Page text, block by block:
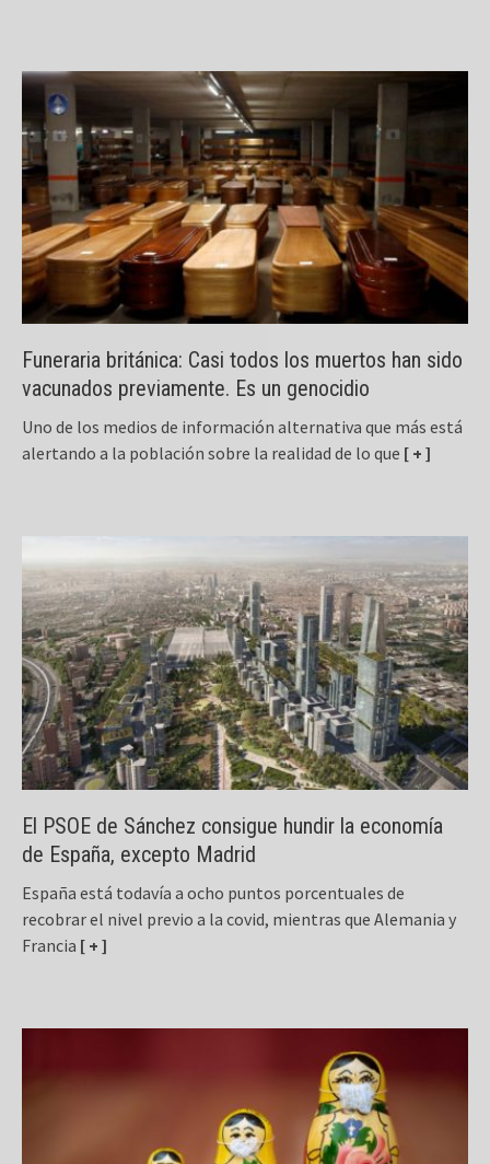
Funeraria británica: Casi todos los muertos han sido
vacunados previamente. Es un genocidio
Uno de los medios de información alternativa que más está
alertando a la población sobre la realidad de lo que [ + ]
El PSOE de Sánchez consigue hundir la economía
de España, excepto Madrid
España está todavía a ocho puntos porcentuales de
recobrar el nivel previo a la covid, mientras que Alemania y
Francia [ + ]